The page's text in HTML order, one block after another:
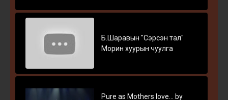
Б.Шаравын "Сэрсэн тал"
Морин хуурын чуулга
Pure as Mothers love... by